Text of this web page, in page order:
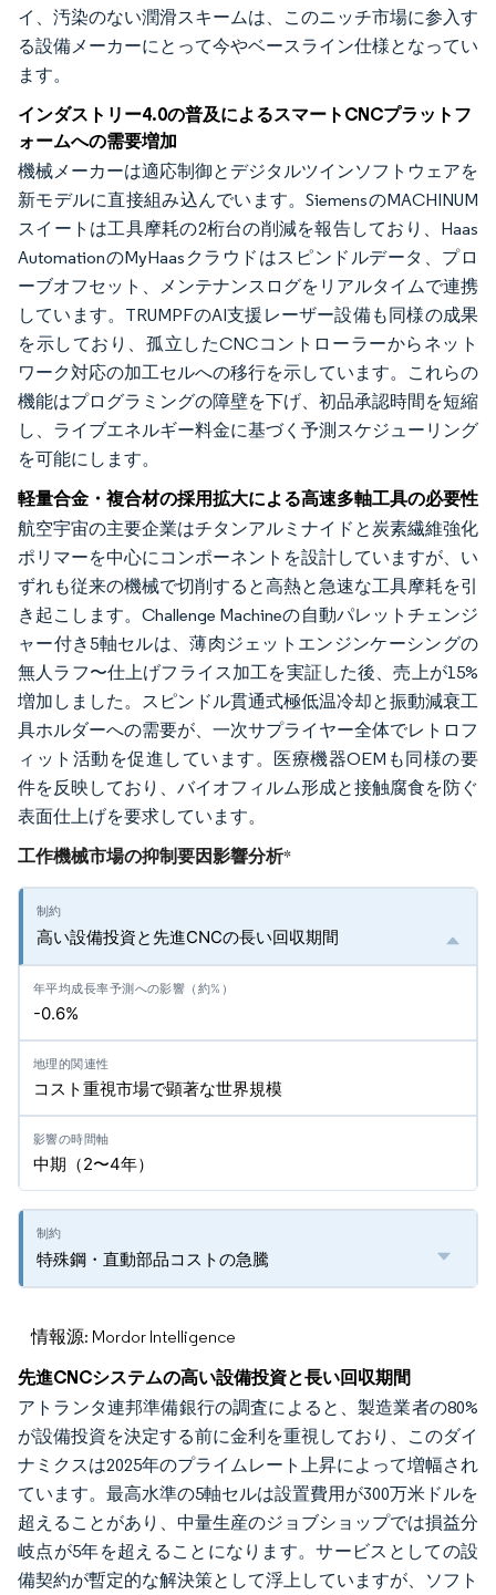
イ、汚染のない潤滑スキームは、このニッチ市場に参入す
る設備メーカーにとって今やベースライン仕様となってい
ます。
インダストリー4.0の普及によるスマートCNCプラットフ
ォームへの需要増加
機械メーカーは適応制御とデジタルツインソフトウェアを
新モデルに直接組み込んでいます。SiemensのMACHINUM
スイートは工具摩耗の2桁台の削減を報告しており、Haas
AutomationのMyHaasクラウドはスピンドルデータ、プロ
ーブオフセット、メンテナンスログをリアルタイムで連携
しています。TRUMPFのAI支援レーザー設備も同様の成果
を示しており、孤立したCNCコントローラーからネット
ワーク対応の加工セルへの移行を示しています。これらの
機能はプログラミングの障壁を下げ、初品承認時間を短縮
し、ライブエネルギー料金に基づく予測スケジューリング
を可能にします。
軽量合金・複合材の採用拡大による高速多軸工具の必要性
航空宇宙の主要企業はチタンアルミナイドと炭素繊維強化
ポリマーを中心にコンポーネントを設計していますが、い
ずれも従来の機械で切削すると高熱と急速な工具摩耗を引
き起こします。Challenge Machineの自動パレットチェンジ
ャー付き5軸セルは、薄肉ジェットエンジンケーシングの
無人ラフ〜仕上げフライス加工を実証した後、売上が15%
増加しました。スピンドル貫通式極低温冷却と振動減衰工
具ホルダーへの需要が、一次サプライヤー全体でレトロフ
ィット活動を促進しています。医療機器OEMも同様の要
件を反映しており、バイオフィルム形成と接触腐食を防ぐ
表面仕上げを要求しています。
工作機械市場の抑制要因影響分析*
高い設備投資と先進CNCの長い回収期間
-0.6%
コスト重視市場で顕著な世界規模
中期（2〜4年）
特殊鋼・直動部品コストの急騰
情報源: Mordor Intelligence
先進CNCシステムの高い設備投資と長い回収期間
アトランタ連邦準備銀行の調査によると、製造業者の80%
が設備投資を決定する前に金利を重視しており、このダイ
ナミクスは2025年のプライムレート上昇によって増幅され
ています。最高水準の5軸セルは設置費用が300万米ドルを
超えることがあり、中量生産のジョブショップでは損益分
岐点が5年を超えることになります。サービスとしての設
備契約が暫定的な解決策として浮上していますが、ソフト